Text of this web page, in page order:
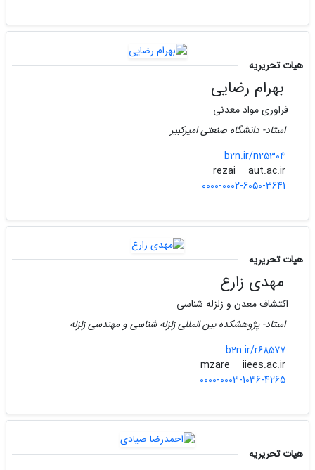
هیات تحریریه
بهرام رضایی
فراوری مواد معدنی
استاد- دانشگاه صنعتی امیرکبیر
b2n.ir/n25304
rezai
aut.ac.ir
0000-0002-6050-3641
هیات تحریریه
مهدی زارع
اکتشاف معدن و زلزله شناسی
استاد- پژوهشکده بین المللی زلزله شناسی و مهندسی زلزله
b2n.ir/r68577
mzare
iiees.ac.ir
0000-0003-1036-4265
هیات تحریریه